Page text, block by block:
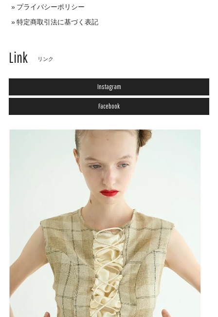
プライバシーポリシー
特定商取引法に基づく表記
Link リンク
Instagram
Facebook